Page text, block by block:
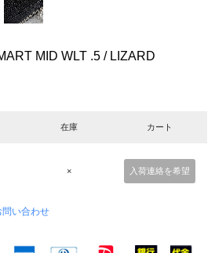
MID WLT .5 / LIZARD
在庫 カート
× 入荷連絡を希望
問い合わせ